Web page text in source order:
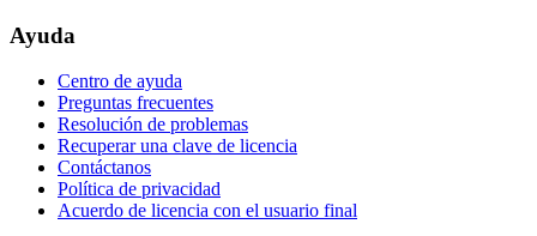
Ayuda
Centro de ayuda
Preguntas frecuentes
Resolución de problemas
Recuperar una clave de licencia
Contáctanos
Política de privacidad
Acuerdo de licencia con el usuario final